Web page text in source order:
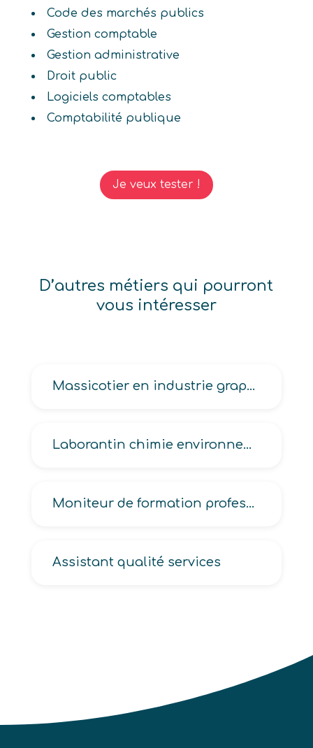
Code des marchés publics
Gestion comptable
Gestion administrative
Droit public
Logiciels comptables
Comptabilité publique
Je veux tester !
D’autres métiers qui pourront
vous intéresser
Massicotier en industrie graphique
Laborantin chimie environnement en industrie
Moniteur de formation professionnelle
Assistant qualité services